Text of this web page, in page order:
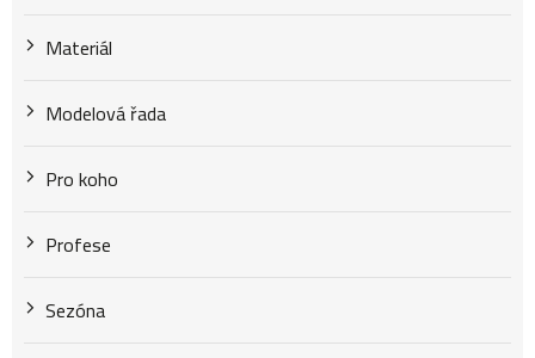
Materiál
Modelová řada
Pro koho
Profese
Sezóna